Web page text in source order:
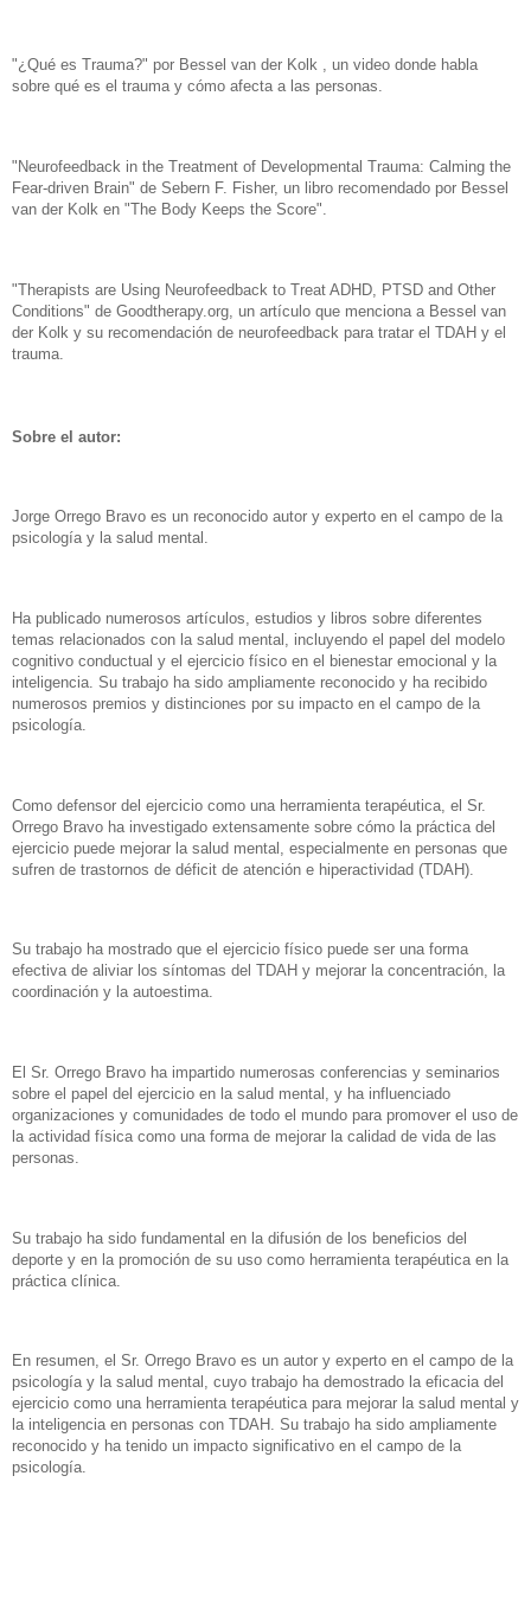
"¿Qué es Trauma?" por Bessel van der Kolk , un video donde habla
sobre qué es el trauma y cómo afecta a las personas.
"Neurofeedback in the Treatment of Developmental Trauma: Calming the
Fear-driven Brain" de Sebern F. Fisher, un libro recomendado por Bessel
van der Kolk en "The Body Keeps the Score".
"Therapists are Using Neurofeedback to Treat ADHD, PTSD and Other
Conditions" de Goodtherapy.org, un artículo que menciona a Bessel van
der Kolk y su recomendación de neurofeedback para tratar el TDAH y el
trauma.
Sobre el autor:
Jorge Orrego Bravo es un reconocido autor y experto en el campo de la
psicología y la salud mental.
Ha publicado numerosos artículos, estudios y libros sobre diferentes
temas relacionados con la salud mental, incluyendo el papel del modelo
cognitivo conductual y el ejercicio físico en el bienestar emocional y la
inteligencia. Su trabajo ha sido ampliamente reconocido y ha recibido
numerosos premios y distinciones por su impacto en el campo de la
psicología.
Como defensor del ejercicio como una herramienta terapéutica, el Sr.
Orrego Bravo ha investigado extensamente sobre cómo la práctica del
ejercicio puede mejorar la salud mental, especialmente en personas que
sufren de trastornos de déficit de atención e hiperactividad (TDAH).
Su trabajo ha mostrado que el ejercicio físico puede ser una forma
efectiva de aliviar los síntomas del TDAH y mejorar la concentración, la
coordinación y la autoestima.
El Sr. Orrego Bravo ha impartido numerosas conferencias y seminarios
sobre el papel del ejercicio en la salud mental, y ha influenciado
organizaciones y comunidades de todo el mundo para promover el uso de
la actividad física como una forma de mejorar la calidad de vida de las
personas.
Su trabajo ha sido fundamental en la difusión de los beneficios del
deporte y en la promoción de su uso como herramienta terapéutica en la
práctica clínica.
En resumen, el Sr. Orrego Bravo es un autor y experto en el campo de la
psicología y la salud mental, cuyo trabajo ha demostrado la eficacia del
ejercicio como una herramienta terapéutica para mejorar la salud mental y
la inteligencia en personas con TDAH. Su trabajo ha sido ampliamente
reconocido y ha tenido un impacto significativo en el campo de la
psicología.